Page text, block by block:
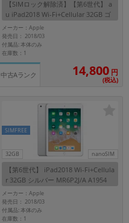
【SIMロック解除済】【第6世代】 a
u iPad2018 Wi-Fi+Cellular 32GB ゴ
ールド MRM02J/A A1954
メーカー：Apple
発売日： 2018/03
付属品: 本体のみ
在庫数：1
中古Aランク 14,800 円
(税込)
32GB nanoSIM
SIMFREE
【第6世代】 iPad2018 Wi-Fi+Cellula
r 32GB シルバー MR6P2J/A A1954
【国内版SIMフリー】
メーカー：Apple
発売日： 2018/03
付属品: 本体のみ
在庫数：1